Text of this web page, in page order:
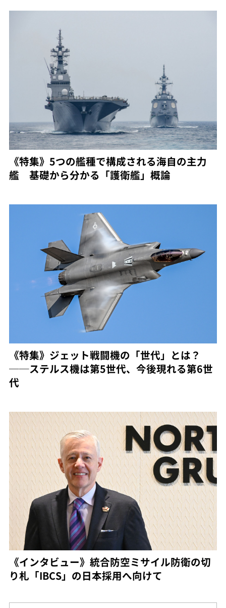
《特集》5つの艦種で構成される海自の主力
艦 基礎から分かる「護衛艦」概論
《特集》ジェット戦闘機の「世代」とは？
──ステルス機は第5世代、今後現れる第6世
代
《インタビュー》統合防空ミサイル防衛の切
り札「IBCS」の日本採用へ向けて